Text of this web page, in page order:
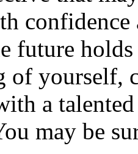
future
of yourself,
a
may be